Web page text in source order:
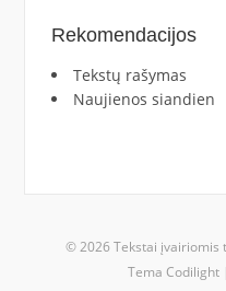
Rekomendacijos
Tekstų rašymas
Naujienos siandien
© 2026 Tekstai įvairiomis
Tema Codilight